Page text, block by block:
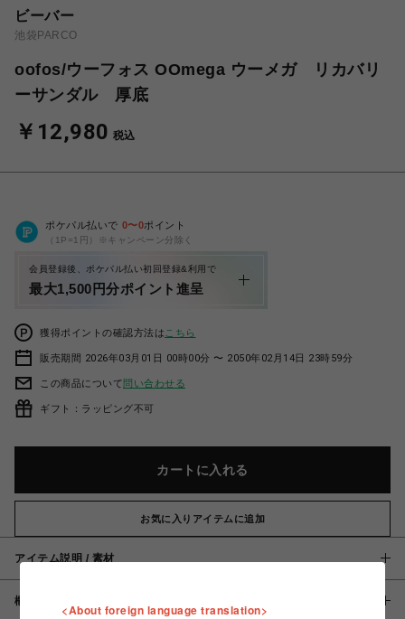
ビーバー
池袋PARCO
oofos/ウーフォス OOmega ウーメガ リカバリ
ーサンダル 厚底
￥12,980 税込
ポケパル払いで 0〜0ポイント
（1P=1円）※キャンペーン分除く
会員登録後、ポケパル払い初回登録&利用で
最大1,500円分ポイント進呈
獲得ポイントの確認方法は こちら
販売期間 2026年03月01日 00時00分 〜 2050年02月14日 23時59分
この商品について問い合わせる
ギフト：ラッピング不可
カートに入れる
お気に入りアイテムに追加
アイテム説明 / 素材
概要
<About foreign language translation>